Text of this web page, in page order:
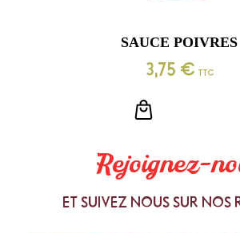
SAUCE POIVRES
3,75 € TTC
Rejoignez-
ET SUIVEZ NOUS SUR NOS